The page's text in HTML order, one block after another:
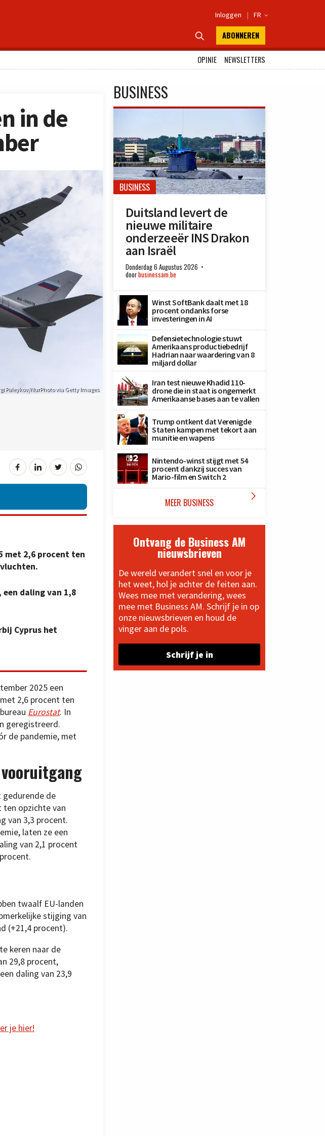
Inloggen | FR 
 ABONNEREN
OPINIE
NEWSLETTERS
in de
Paleykov/NurPhoto via Getty Images
met 2,6 procent ten
daling van 1,8
Cyprus het
2025 een
2,6 procent ten
Eurostat. In
geregistreerd.
de pandemie, met
de
ten opzichte van
van 3,3 procent.
laten ze een
van 2,1 procent
twaalf EU-landen
stijging van
(+21,4 procent).
keren naar de
29,8 procent,
daling van 23,9
je hier!
BUSINESS
BUSINESS
Duitsland levert de
nieuwe militaire
onderzeeër INS Drakon
aan Israël
Donderdag 6 Augustus 2026
doorbusinessam.be
Winst SoftBank daalt met 18
procent ondanks forse
investeringen in AI
Defensietechnologie stuwt
Amerikaans productiebedrijf
Hadrian naar waardering van 8
miljard dollar
Iran test nieuwe Khadid 110-
drone die in staat is ongemerkt
Amerikaanse bases aan te vallen
Trump ontkent dat Verenigde
Staten kampen met tekort aan
munitie en wapens
Nintendo-winst stijgt met 54
procent dankzij succes van
Mario-film en Switch 2
MEER BUSINESS 
Ontvang de Business AM
nieuwsbrieven
De wereld verandert snel en voor je
het weet, hol je achter de feiten aan.
Wees mee met verandering, wees
mee met Business AM. Schrijf je in op
onze nieuwsbrieven en houd de
vinger aan de pols.
Schrijf je in